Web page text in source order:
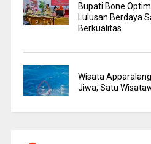
Bupati Bone
Lulusan Berdaya
Berkualitas
Wisata
Jiwa, Satu